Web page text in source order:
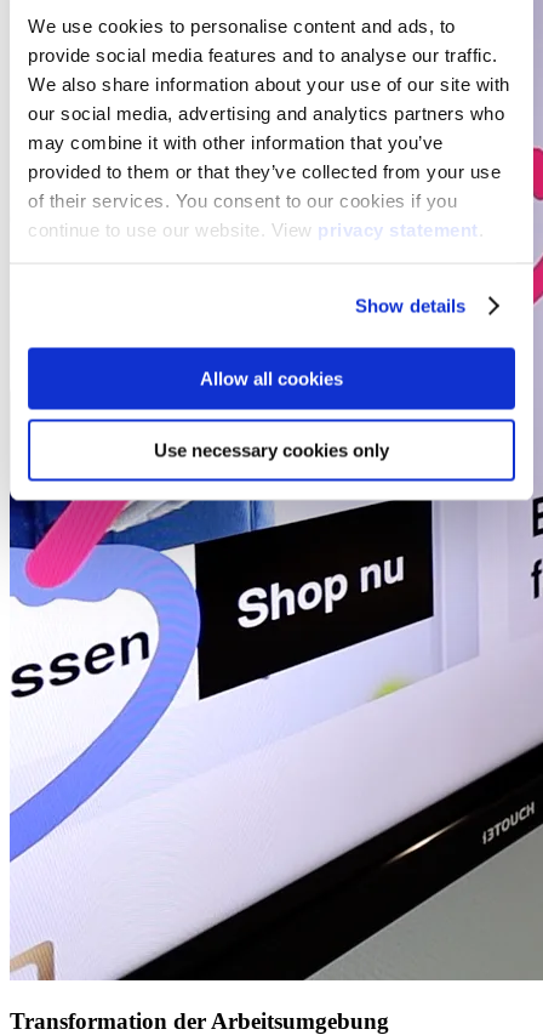
We use cookies to personalise content and ads, to
provide social media features and to analyse our traffic.
We also share information about your use of our site with
our social media, advertising and analytics partners who
may combine it with other information that you’ve
provided to them or that they’ve collected from your use
of their services. You consent to our cookies if you
continue to use our website. View privacy statement
Show details
Allow all cookies
Use necessary cookies only
Transformation der Arbeitsumgebung